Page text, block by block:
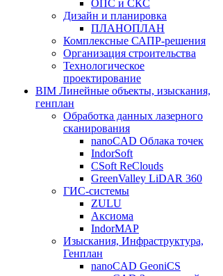
ОПС и СКС
Дизайн и планировка
ПЛАНОПЛАН
Комплексные САПР-решения
Организация строительства
Технологическое
проектирование
BIM Линейные объекты, изыскания,
генплан
Обработка данных лазерного
сканирования
nanoCAD Облака точек
IndorSoft
CSoft ReClouds
GreenValley LiDAR 360
ГИС-системы
ZULU
Аксиома
IndorMAP
Изыскания, Инфраструктура,
Генплан
nanoCAD GeoniCS